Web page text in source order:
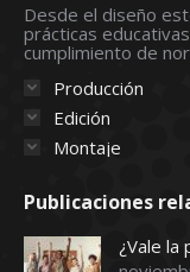
new
window
new
window
new
window
new
Desde el diseño
prácticas
cumplimiento de
Producción
Edición
Montaje
Publicaciones
¿Vale la